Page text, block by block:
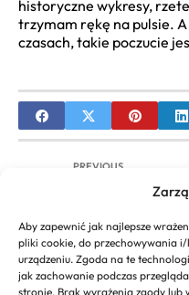
Aby zapewnić jak najlepsze
pliki cookie, do przechowywania
urządzeniu. Zgoda na te
jak zachowanie podczas
stronie. Brak wyrażenia zgody lub
historyczne wykresy,
trzymam rękę na pulsie.
czasach, takie poczucie
PREVIOUS
Jak prowadzić
Informatyka w Biznesie: